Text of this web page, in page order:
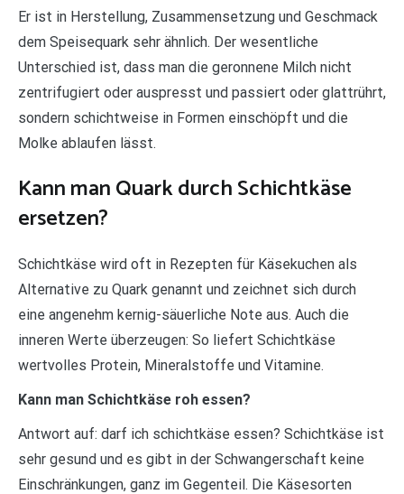
Er ist in Herstellung, Zusammensetzung und Geschmack
dem Speisequark sehr ähnlich. Der wesentliche
Unterschied ist, dass man die geronnene Milch nicht
zentrifugiert oder auspresst und passiert oder glattrührt,
sondern schichtweise in Formen einschöpft und die
Molke ablaufen lässt.
Kann man Quark durch Schichtkäse
ersetzen?
Schichtkäse wird oft in Rezepten für Käsekuchen als
Alternative zu Quark genannt und zeichnet sich durch
eine angenehm kernig-säuerliche Note aus. Auch die
inneren Werte überzeugen: So liefert Schichtkäse
wertvolles Protein, Mineralstoffe und Vitamine.
Kann man Schichtkäse roh essen?
Antwort auf: darf ich schichtkäse essen? Schichtkäse ist
sehr gesund und es gibt in der Schwangerschaft keine
Einschränkungen, ganz im Gegenteil. Die Käsesorten